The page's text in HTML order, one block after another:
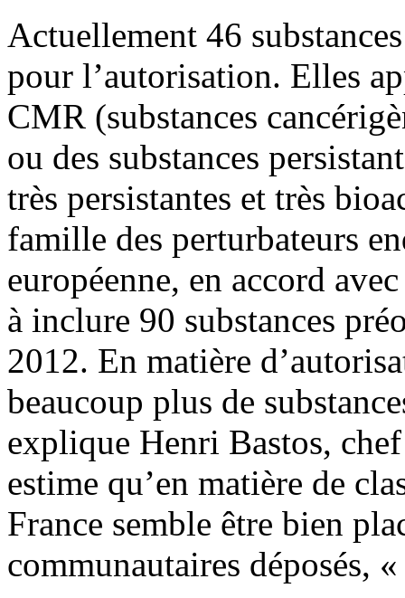
Actuellement 46
pour l’autorisation. Elles
CMR (substances
ou des substances
très persistantes et très
famille des perturbateurs
européenne, en accord
à inclure 90 substances
2012. En matière
beaucoup plus de
explique Henri Bastos,
estime qu’en matière de
France semble être bien
communautaires déposés,